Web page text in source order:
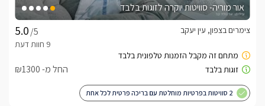
אור מוריה- סוויטות יוקרה לזוגות בלבד
/5
צימרים בצפון, עין יעקב
החל מ- ₪1300
2 סוויטות בפרטיות מוחלטת עם בריכה פרטית לכל אחת